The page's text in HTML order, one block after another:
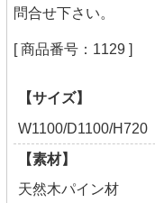
問合せ下さい。
[ 商品番号：1129 ]
【サイズ】
W1100/D1100/H720
【素材】
天然木パイン材